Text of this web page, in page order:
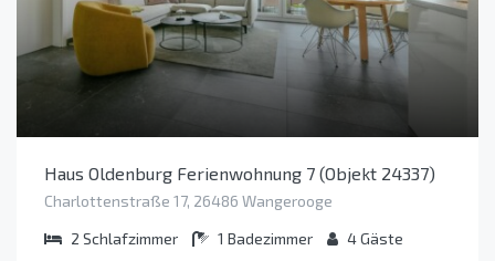
Haus Oldenburg Ferienwohnung 7 (Objekt 24337)
Charlottenstraße 17, 26486 Wangerooge
2 Schlafzimmer 1 Badezimmer 4Gäste